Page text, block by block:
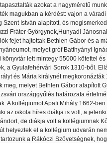
azokat a nagyméretű
magukban a kérdést: vajon a váradi
István alapított, és
Fráter Györgynek,Hunyadi
fejet hajtottak Bethlen Gábor és a
melyet gróf Batthyányi
lett mintegy 55000 kötettel és
a Gyulafehérvári Sorok 1310-ből.
és Mária királynét megkoronázták
melyet Bethlen Gábor alapított
országgyűlés határozata
A kollégiumot Apafi Mihály 1662-
az iskola híres diákja is volt, a
de diákja volt a kollégiumnak
helyeztek el a kollégium udvarán
a Rákóczi Szövetségnek,